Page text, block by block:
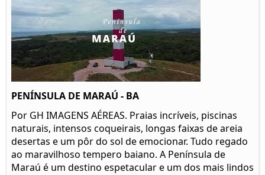
PENÍNSULA DE MARAÚ - BA
Por GH IMAGENS AÉREAS. Praias incríveis, piscinas
naturais, intensos coqueirais, longas faixas de areia
desertas e um pôr do sol de emocionar. Tudo regado
ao maravilhoso tempero baiano. A Península de
Maraú é um destino espetacular e um dos mais lindos